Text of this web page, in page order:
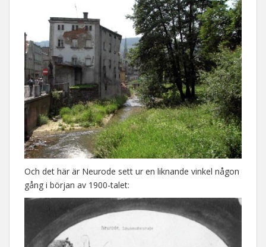
Och det här är Neurode sett ur en liknande vinkel någon
gång i början av 1900-talet: